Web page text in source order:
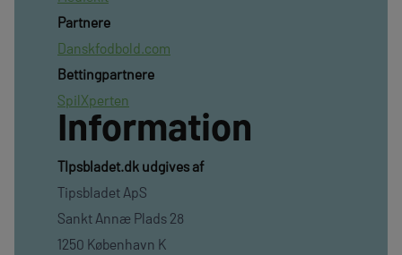
Partnere
Danskfodbold.com
Bettingpartnere
SpilXperten
Information
TIpsbladet.dk udgives af
Tipsbladet ApS
Sankt Annæ Plads 28
1250 København K